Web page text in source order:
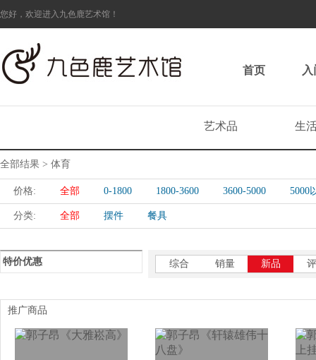
您好，欢迎进入九色鹿艺术馆！
首页
艺术品 生
全部结果 > 体育
价格: 全部 0-1800 1800-3600 3600-5000 5000
分类: 全部 摆件 餐具
特价优惠 综合 销量 新品
推广商品